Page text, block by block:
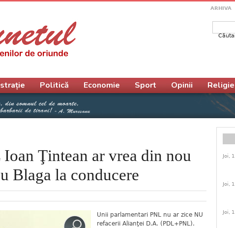
ARHIVA
Ţintean ar vrea din nou
Blaga la conducere
Unii parlamentari PNL nu ar zice NU
refacerii Alianţei D.A. (PDL+PNL).
Politică Economie Sport Opinii Religie
Joi,
Joi,
Joi,